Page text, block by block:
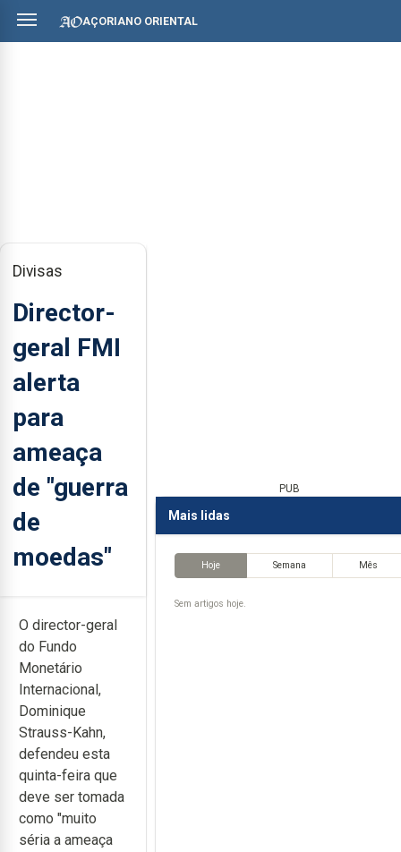
AÇORIANO ORIENTAL
Divisas
Director-
geral FMI
alerta
para
ameaça
de "guerra
de
moedas"
O director-geral
do Fundo
Monetário
Internacional,
Dominique
Strauss-Kahn,
defendeu esta
quinta-feira que
deve ser tomada
como "muito
séria a ameaça
PUB
Mais lidas
Hoje Semana Mês
Sem artigos hoje.